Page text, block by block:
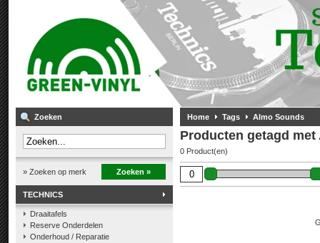
Zoeken
» Zoeken op merk Zoeken »
TECHNICS
Draaitafels
Reserve Onderdelen
Onderhoud / Reparatie
Home Tags Almo Sounds
Producten getagd
0 Product(en)